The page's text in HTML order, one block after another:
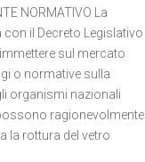
NORMATIVO La
con il Decreto Legislativo
sul mercato
o normative sulla
organismi nazionali
ragionevolmente
la rottura del vetro